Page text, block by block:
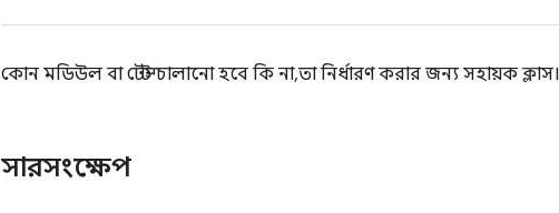
কোন মডিউল বা টেস্ট চালানো হবে কি না, তা নির্ধারণ করার জন্য সহায়ক ক্লাস।
সারসংক্ষেপ